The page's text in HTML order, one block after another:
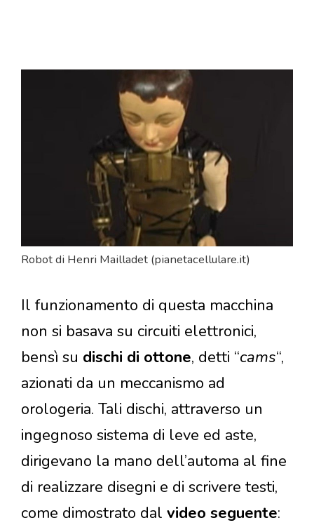
Robot di Henri Mailladet (pianetacellulare.it)
Il funzionamento di questa macchina
non si basava su circuiti elettronici,
bensì su dischi di ottone, detti “cams“,
azionati da un meccanismo ad
orologeria. Tali dischi, attraverso un
ingegnoso sistema di leve ed aste,
dirigevano la mano dell’automa al fine
di realizzare disegni e di scrivere testi,
come dimostrato dal video seguente: